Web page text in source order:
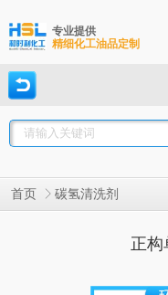
专业提供
精细化工油品定制
首页 碳氢清洗剂
正构